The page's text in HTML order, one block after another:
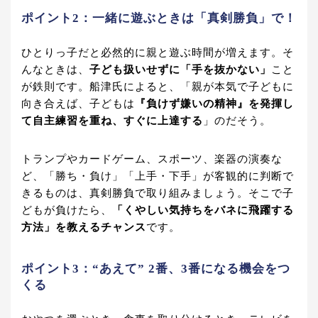
ポイント2：一緒に遊ぶときは「真剣勝負」で！
ひとりっ子だと必然的に親と遊ぶ時間が増えます。そ
んなときは、 子ども扱いせずに「手を抜かない」
こと
が鉄則です。船津氏によると、「親が本気で子どもに
向き合えば、子どもは
『負けず嫌いの精神』を発揮し
て自主練習を重ね、すぐに上達する 」のだそう。
トランプやカードゲーム、スポーツ、楽器の演奏な
ど、「勝ち・負け」「上手・下手」が客観的に判断で
きるものは、真剣勝負で取り組みましょう。そこで子
どもが負けたら、
「くやしい気持ちをバネに飛躍する
方法」を教えるチャンスです。
ポイント3：“あえて” 2番、3番になる機会をつ
くる